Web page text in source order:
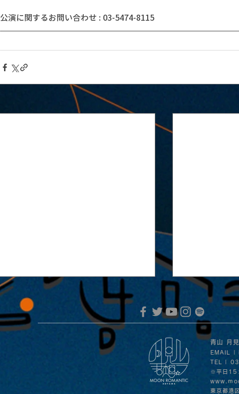
公演に関するお問い合わせ : 03-5474-8115
青山 月
EMAIL |
TEL |
※平日
東京都港